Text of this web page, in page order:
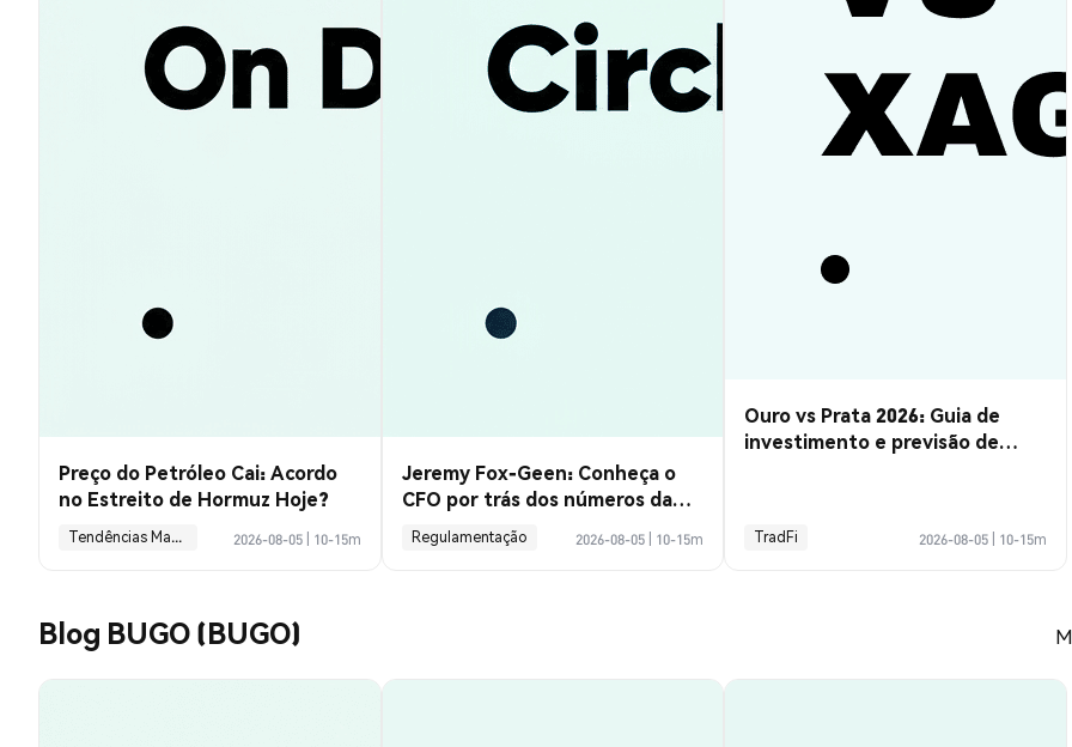
Preço do Petróleo Cai: Acordo
no Estreito de Hormuz Hoje?
Tendências Macroeconômicas 2026-08-05 10-15m
Jeremy Fox-Geen: Conheça o
CFO por trás dos números da
Circle
Regulamentação 2026-08-05 10-15m
Ouro vs Prata 2026: Guia de
investimento e previsão de
TradFi 2026-08-05 10-15m
Blog BUGO (BUGO)